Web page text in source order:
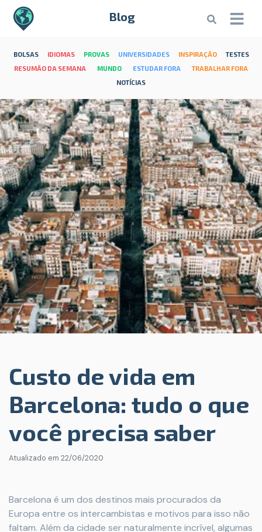
Blog
BOLSAS IDIOMAS PROVAS UNIVERSIDADES INSPIRAÇÃO
TESTES
RESUMÃO DA SEMANA
MUNDO ESTUDAR FORA
TRABALHAR FORA
NOTÍCIAS
Custo de vida em
Barcelona: tudo o que
você precisa saber
Atualizado em 22/06/2020
Barcelona é um dos destinos mais procurados da
Europa entre os intercambistas e motivos para isso não
faltam. Além da cidade ser naturalmente incrível, algumas